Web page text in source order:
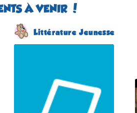
À VENIR !
Littérature Jeunesse
Salon du Livre Jeunesse
(Corrèze - France)
le 5 septembre 2026
Plus d'informations